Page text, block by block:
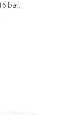
bar.